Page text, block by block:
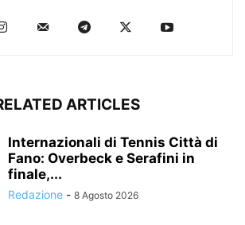
ARTICLES
Internazionali di Tennis Città di
Fano: Overbeck e Serafini in
finale,...
Redazione - 8 Agosto 2026